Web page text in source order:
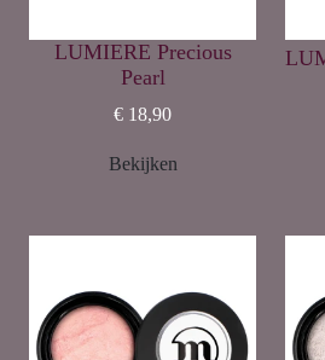
LUMIERE Precious
Pearl
€ 18,90
Bekijken